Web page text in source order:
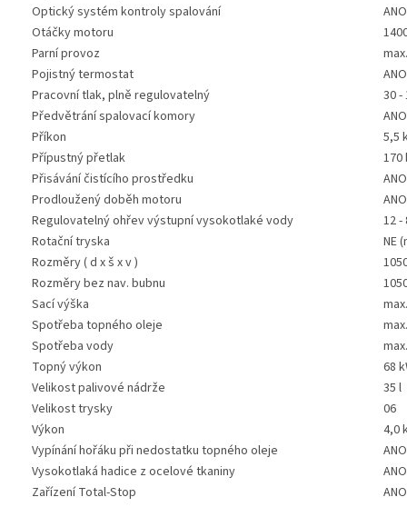
Optický systém kontroly spalování
ANO
Otáčky motoru
Parní provoz
Pojistný termostat
ANO
Pracovní tlak, plně regulovatelný
30 -
Předvětrání spalovací komory
ANO
Příkon
5,5
Přípustný přetlak
170
Přisávání čistícího prostředku
ANO
Prodloužený doběh motoru
ANO
Regulovatelný ohřev výstupní vysokotlaké vody
12 -
Rotační tryska
NE
Rozměry ( d x š x v )
Rozměry bez nav. bubnu
Sací výška
Spotřeba topného oleje
Spotřeba vody
Topný výkon
68
Velikost palivové nádrže
35 l
Velikost trysky
06
Výkon
4,0
Vypínání hořáku při nedostatku topného oleje
ANO
Vysokotlaká hadice z ocelové tkaniny
Zařízení Total-Stop